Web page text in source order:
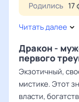
Родились 17
Читать далее
Дракон -
первого
Экзотичный,
мистике. Этот
власти,